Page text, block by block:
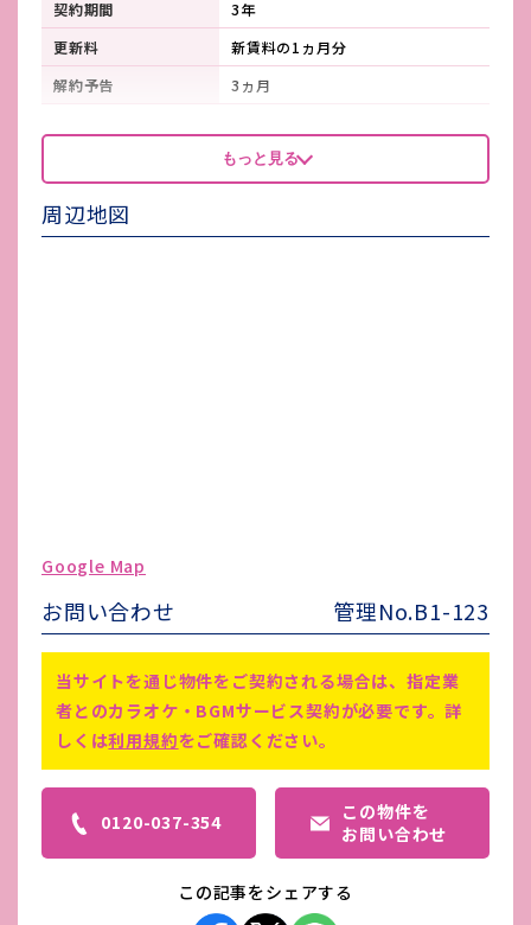
契約期間
3年
更新料
新賃料の1ヵ月分
解約予告
3ヵ月
看板製作費
契約者
看板使用料・
維持管理費
契約者
鍵交換費
-
備考
※1:仲介手数料は、賃料の1ヵ月分
もっと見る
周辺地図
Google Map
お問い合わせ 管理No.B1-123
当サイトを通じ物件をご契約される場合は、指定業
者とのカラオケ・BGMサービス契約が必要です。詳
しくは利用規約をご確認ください。
0120-037-354
この物件を
お問い合わせ
この記事をシェアする